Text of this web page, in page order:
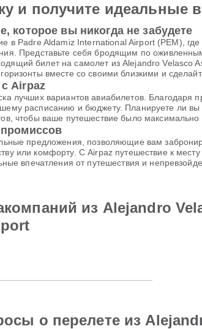
и получите идеальные
которое вы никогда не забудете
в Padre Aldamiz International Airport (PEM),
Представьте себя бродящим по
билет на самолет из Alejandro Velasco
вместе со своими близкими и
Airpaz
лучших вариантов авиабилетов. Благодаря
расписанию и бюджету. Планируете ли
чтобы ваше путешествие было максимально
предложения, позволяющие вам
или комфорту. С Airpaz путешествие к
впечатления от путешествия и
из Alejandro
о перелете из